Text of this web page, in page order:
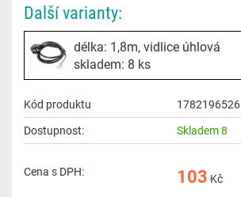
Další varianty:
délka: 1,8m, vidlice úhlová
skladem: 8 ks
Kód produktu
1782196526
Dostupnost:
Skladem 8
Cena s DPH: 103 Kč